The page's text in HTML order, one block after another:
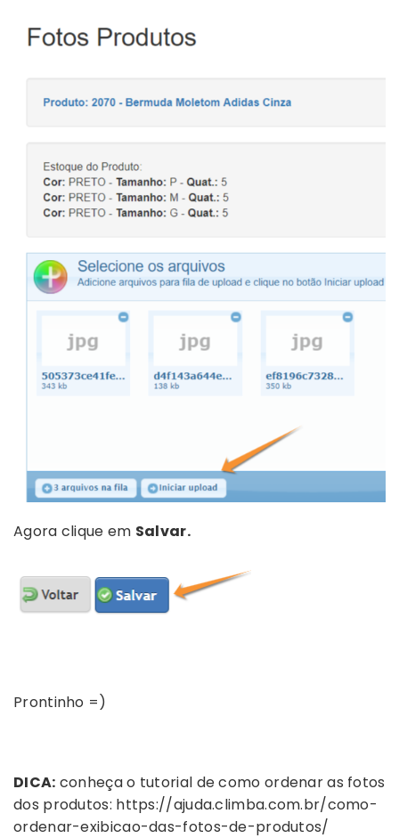
Agora clique em Salvar.
Prontinho =)
DICA: conheça o tutorial de como ordenar as fotos
dos produtos: https://ajuda.climba.com.br/como-
ordenar-exibicao-das-fotos-de-produtos/